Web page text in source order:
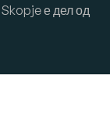
е дел од